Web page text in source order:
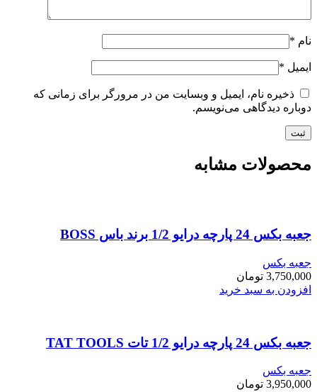
نام *
ایمیل *
ذخیره نام، ایمیل و وبسایت من در مرورگر برای زمانی که
دوباره دیدگاهی می‌نویسم.
محصولات مشابه
جعبه بکس 24 پارچه درایو 1/2 برند باس BOSS
جعبه بکس
3,750,000 تومان
افزودن به سبد خرید
جعبه بکس 24 پارچه درایو 1/2 تات TAT TOOLS
جعبه بکس
3,950,000 تومان